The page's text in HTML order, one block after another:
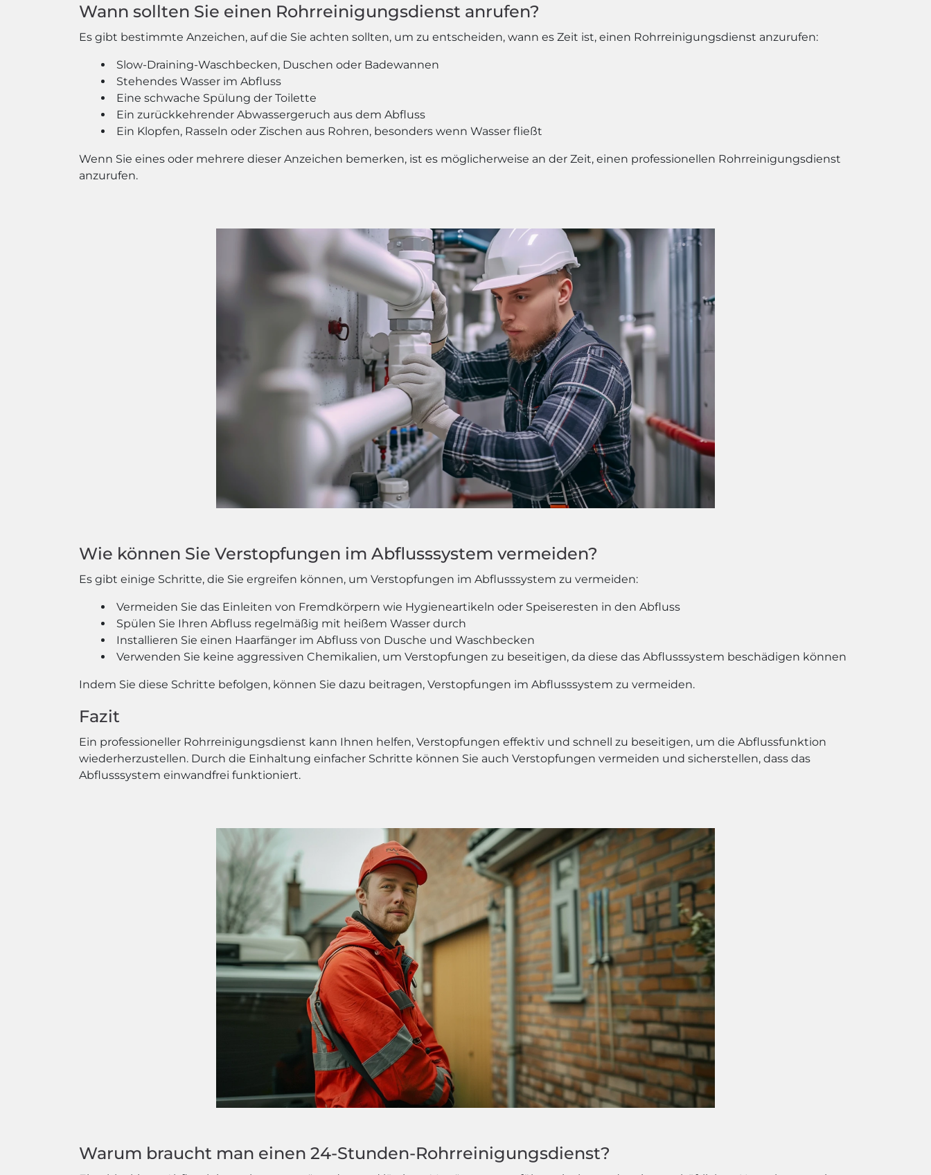
Wann sollten Sie einen Rohrreinigungsdienst anrufen?
Es gibt bestimmte Anzeichen, auf die Sie achten sollten, um zu entscheiden, wann es Zeit ist, einen Rohrreinigungsdienst anzurufen:
Slow-Draining-Waschbecken, Duschen oder Badewannen
Stehendes Wasser im Abfluss
Eine schwache Spülung der Toilette
Ein zurückkehrender Abwassergeruch aus dem Abfluss
Ein Klopfen, Rasseln oder Zischen aus Rohren, besonders wenn Wasser fließt
Wenn Sie eines oder mehrere dieser Anzeichen bemerken, ist es möglicherweise an der Zeit, einen professionellen Rohrreinigungsdienst
anzurufen.
Wie können Sie Verstopfungen im Abflusssystem vermeiden?
Es gibt einige Schritte, die Sie ergreifen können, um Verstopfungen im Abflusssystem zu vermeiden:
Vermeiden Sie das Einleiten von Fremdkörpern wie Hygieneartikeln oder Speiseresten in den Abfluss
Spülen Sie Ihren Abfluss regelmäßig mit heißem Wasser durch
Installieren Sie einen Haarfänger im Abfluss von Dusche und Waschbecken
Verwenden Sie keine aggressiven Chemikalien, um Verstopfungen zu beseitigen, da diese das Abflusssystem beschädigen können
Indem Sie diese Schritte befolgen, können Sie dazu beitragen, Verstopfungen im Abflusssystem zu vermeiden.
Fazit
Ein professioneller Rohrreinigungsdienst kann Ihnen helfen, Verstopfungen effektiv und schnell zu beseitigen, um die Abflussfunktion
wiederherzustellen. Durch die Einhaltung einfacher Schritte können Sie auch Verstopfungen vermeiden und sicherstellen, dass das
Abflusssystem einwandfrei funktioniert.
Warum braucht man einen 24-Stunden-Rohrreinigungsdienst?